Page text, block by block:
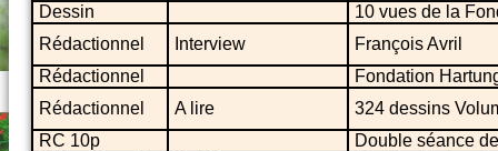
Dessin
10 vues de la
Rédactionnel
Interview
François Avril
Rédactionnel
Fondation
Rédactionnel
A lire
324 dessins
RC 10p
Double séance